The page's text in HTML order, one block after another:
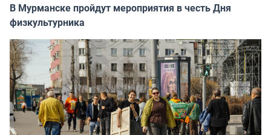
В Мурманске пройдут мероприятия в честь Дня
физкультурника